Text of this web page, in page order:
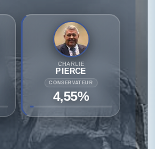
CHARLIE
PIERCE
CONSERVATEUR
4,55%